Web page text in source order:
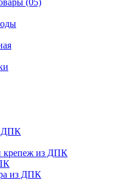
(05)
ДПК
крепеж из ДПК
из ДПК